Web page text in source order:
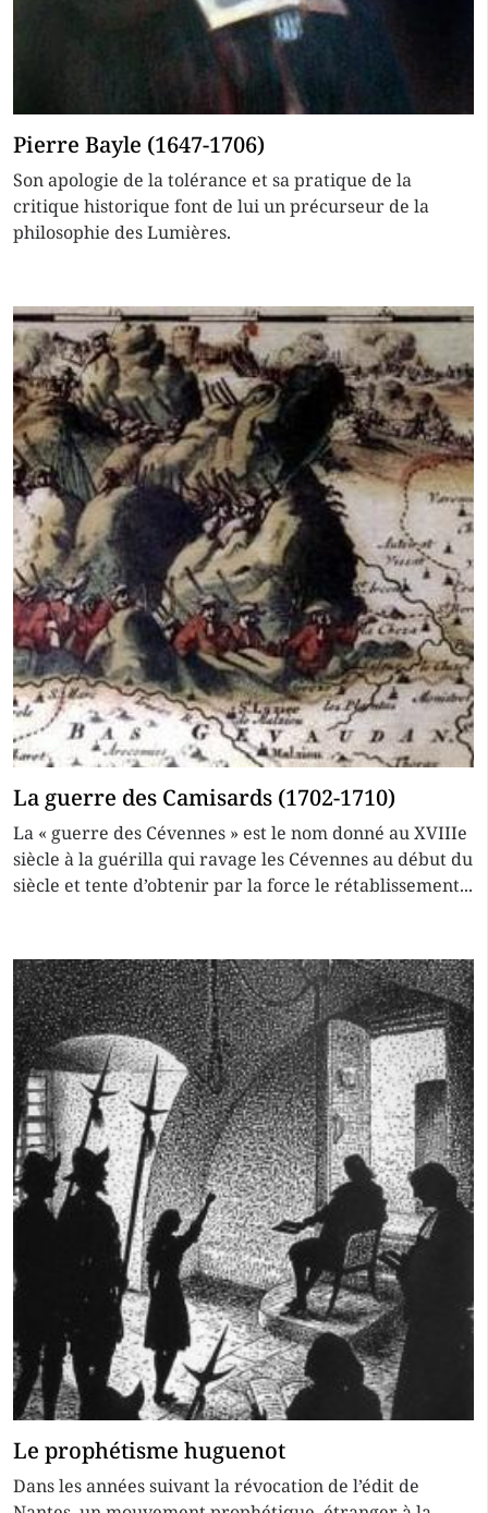
Pierre Bayle (1647-1706)
Son apologie de la tolérance et sa pratique de la
critique historique font de lui un précurseur de la
philosophie des Lumières.
La guerre des Camisards (1702-1710)
La « guerre des Cévennes » est le nom donné au XVIIIe
siècle à la guérilla qui ravage les Cévennes au début du
siècle et tente d’obtenir par la force le rétablissement...
Le prophétisme huguenot
Dans les années suivant la révocation de l’édit de